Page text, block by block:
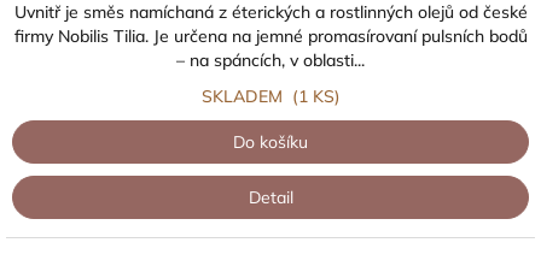
Uvnitř je směs namíchaná z éterických a rostlinných olejů od české
firmy Nobilis Tilia. Je určena na jemné promasírovaní pulsních bodů
– na spáncích, v oblasti...
SKLADEM (1 KS)
Do košíku
Detail